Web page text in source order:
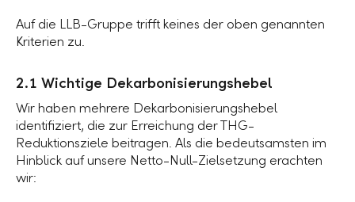
Auf die LLB-Gruppe trifft keines der oben genannten
Kriterien zu.
2.1 Wichtige Dekarbonisierungshebel
Wir haben mehrere Dekarbonisierungshebel
identifiziert, die zur Erreichung der THG-
Reduktionsziele beitragen. Als die bedeutsamsten im
Hinblick auf unsere Netto-Null-Zielsetzung erachten
wir: